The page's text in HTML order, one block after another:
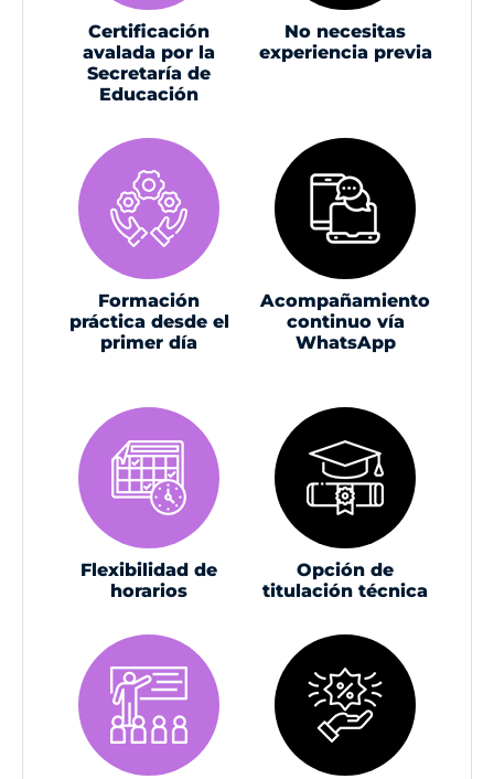
Certificación
avalada por la
Secretaría de
Educación
No necesitas
experiencia previa
Formación
práctica desde el
primer día
Acompañamiento
continuo vía
WhatsApp
Flexibilidad de
horarios
Opción de
titulación técnica